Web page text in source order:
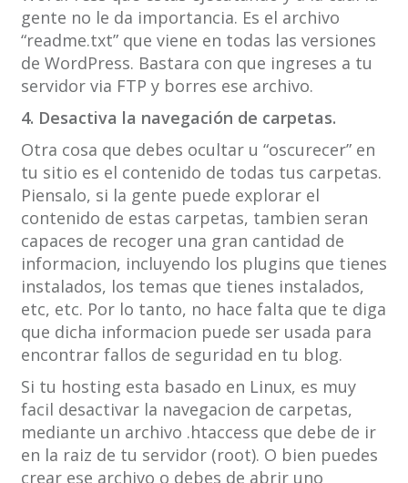
gente no le da importancia. Es el archivo
“readme.txt” que viene en todas las versiones
de WordPress. Bastara con que ingreses a tu
servidor via FTP y borres ese archivo.
4. Desactiva la navegación de carpetas.
Otra cosa que debes ocultar u “oscurecer” en
tu sitio es el contenido de todas tus carpetas.
Piensalo, si la gente puede explorar el
contenido de estas carpetas, tambien seran
capaces de recoger una gran cantidad de
informacion, incluyendo los plugins que tienes
instalados, los temas que tienes instalados,
etc, etc. Por lo tanto, no hace falta que te diga
que dicha informacion puede ser usada para
encontrar fallos de seguridad en tu blog.
Si tu hosting esta basado en Linux, es muy
facil desactivar la navegacion de carpetas,
mediante un archivo .htaccess que debe de ir
en la raiz de tu servidor (root). O bien puedes
crear ese archivo o debes de abrir uno